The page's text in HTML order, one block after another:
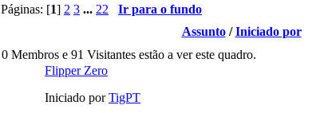
Páginas: [1] 2 3 ... 22
Ir para o fundo
Assunto/Iniciado por
0 Membros e 91 Visitantes estão a ver este quadro.
Flipper Zero
Iniciado porTigPT